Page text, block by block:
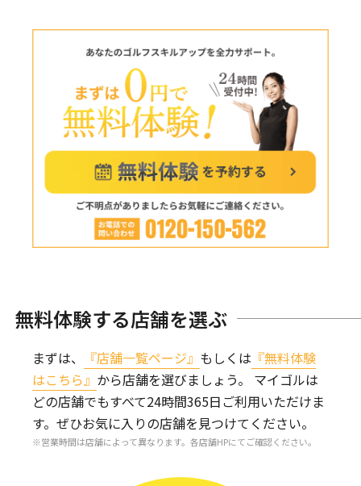
無料体験する店舗を選ぶ
まずは、 『店舗一覧ページ』 もしくは 『無料体験
はこちら』 から店舗を選びましょう。
マイゴルは
どの店舗でもすべて24時間365日ご利用いただけま
す。ぜひお気に入りの店舗を見つけてください。
営業時間は店舗によって異なります。各店舗HPにてご確認ください。